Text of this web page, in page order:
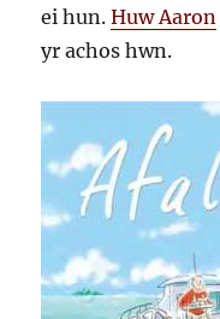
ei hun.Huw Aaron
yr achos hwn.